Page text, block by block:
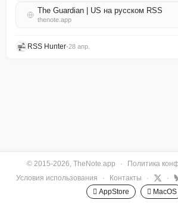
The Guardian | US на русском RSS
thenote.app
RSS Hunter•28 апр.
© 2015-2026, TheNote.app · Политика
Условия использования
· Контакты · ·
 AppStore
 MacOS